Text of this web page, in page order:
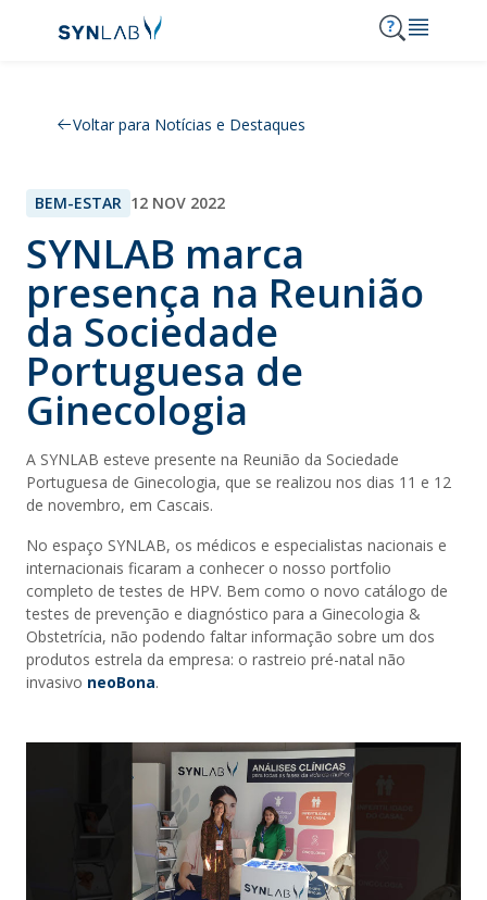
Serviços
Notícias e Destaques
Clínicas SYNLAB
Acordos
Onde Estamos
Carreiras
210 303 210
Contactos
Voltar para Notícias e Destaques
BEM-ESTAR 12 NOV 2022
SYNLAB marca
presença na Reunião
da Sociedade
Portuguesa de
Ginecologia
A SYNLAB esteve presente na Reunião da Sociedade
Portuguesa de Ginecologia, que se realizou nos dias 11 e 12
de novembro, em Cascais.
No espaço SYNLAB, os médicos e especialistas nacionais e
internacionais ficaram a conhecer o nosso portfolio
completo de testes de HPV. Bem como o novo catálogo de
testes de prevenção e diagnóstico para a Ginecologia &
Obstetrícia, não podendo faltar informação sobre um dos
produtos estrela da empresa: o rastreio pré-natal não
invasivo neoBona.